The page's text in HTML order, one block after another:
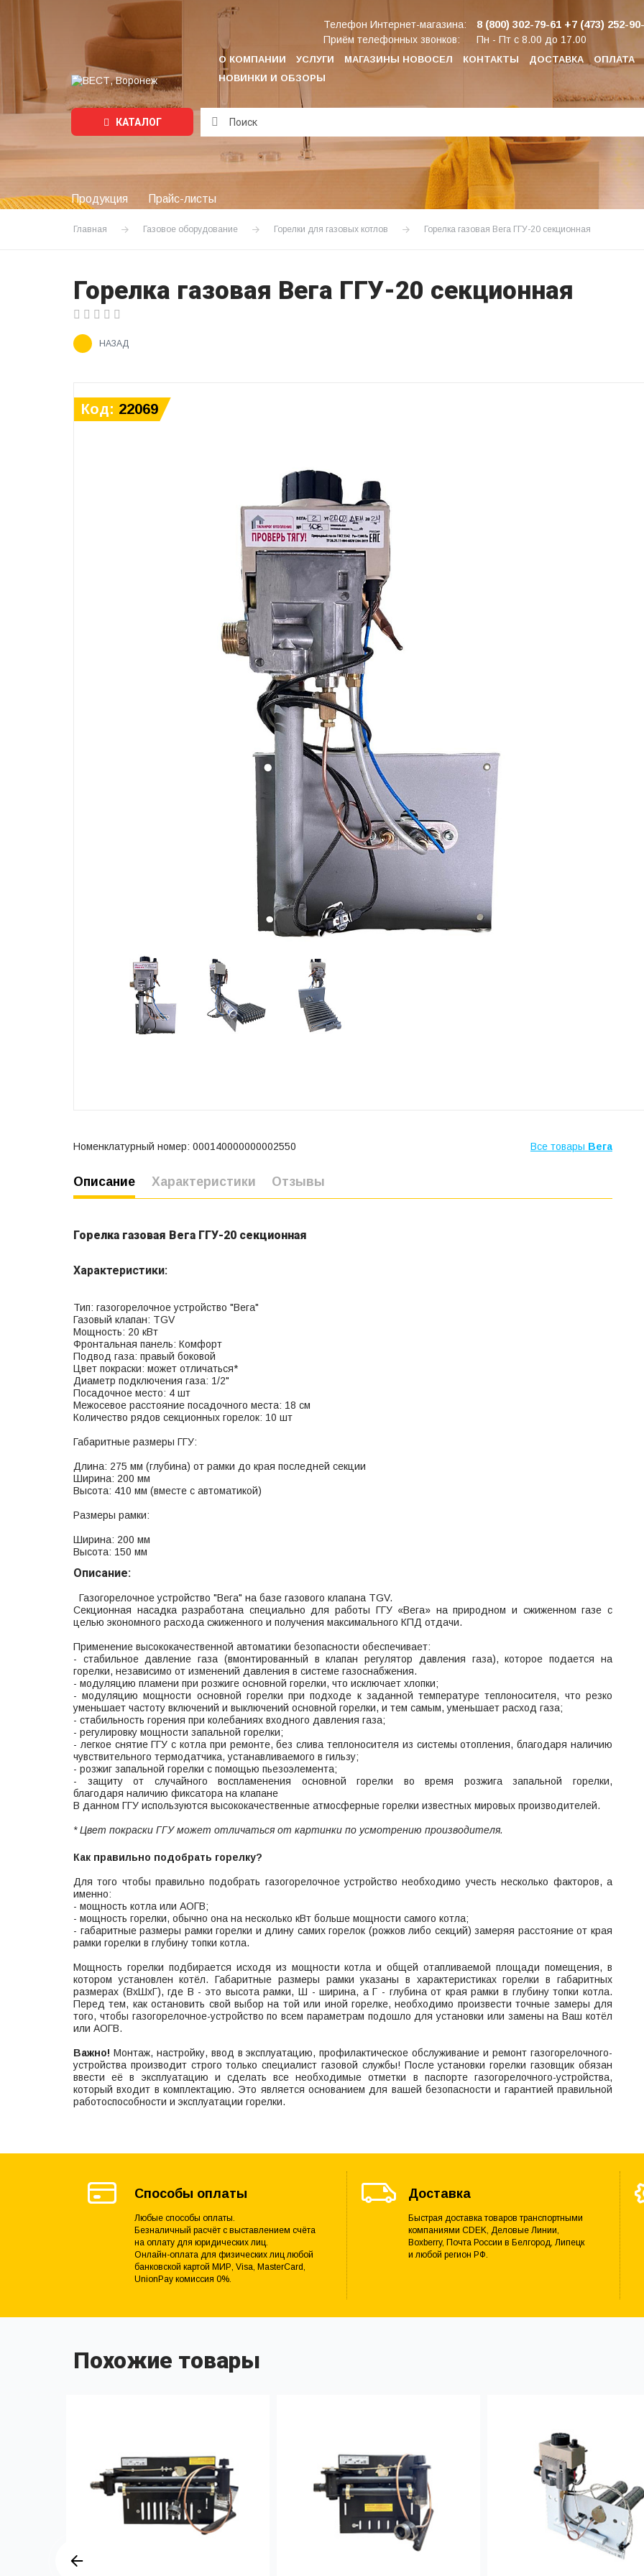
О КОМПАНИИ УСЛУГИ МАГАЗИНЫ НОВОСЕЛ КОНТАКТЫ ДОСТАВКА ОПЛАТА
НОВИНКИ И ОБЗОРЫ
Телефон Интернет-магазина: 8 (800) 302-79-61 +7 (473) 252-
Приём телефонных звонков: Пн - Пт с 8.00 до 17.00
КАТАЛОГ
Подождите...
Продукция Прайс-листы
Главная Газовое оборудование Горелки для газовых котлов Горелка газовая Вега ГГУ-20 секционная
Горелка газовая Вега ГГУ-20 секционная
НАЗАД
Код: 22069
Номенклатурный номер: 000140000000002550 Все товары Вега
Описание Характеристики Отзывы
Горелка газовая Вега ГГУ-20 секционная
Характеристики:
Тип: газогорелочное устройство "Вега"
Газовый клапан: TGV
Мощность: 20 кВт
Фронтальная панель: Комфорт
Подвод газа: правый боковой
Цвет покраски: может отличаться*
Диаметр подключения газа: 1/2"
Посадочное место: 4 шт
Межосевое расстояние посадочного места: 18 см
Количество рядов секционных горелок: 10 шт
Габаритные размеры ГГУ:
Длина: 275 мм (глубина) от рамки до края последней секции
Ширина: 200 мм
Высота: 410 мм (вместе с автоматикой)
Размеры рамки:
Ширина: 200 мм
Высота: 150 мм
Описание:
Газогорелочное устройство "Вега" на базе газового клапана TGV.
Секционная насадка разработана специально для работы ГГУ «Вега» на природном и сжиженном газе с
целью экономного расхода сжиженного и получения максимального КПД отдачи.
Применение высококачественной автоматики безопасности обеспечивает:
- стабильное давление газа (вмонтированный в клапан регулятор давления газа), которое подается на
горелки, независимо от изменений давления в системе газоснабжения.
- модуляцию пламени при розжиге основной горелки, что исключает хлопки;
- модуляцию мощности основной горелки при подходе к заданной температуре теплоносителя, что резко
уменьшает частоту включений и выключений основной горелки, и тем самым, уменьшает расход газа;
- стабильность горения при колебаниях входного давления газа;
- регулировку мощности запальной горелки;
- легкое снятие ГГУ с котла при ремонте, без слива теплоносителя из системы отопления, благодаря наличию
чувствительного термодатчика, устанавливаемого в гильзу;
- розжиг запальной горелки с помощью пьезоэлемента;
- защиту от случайного воспламенения основной горелки во время розжига запальной горелки,
благодаря наличию фиксатора на клапане
В данном ГГУ используются высококачественные атмосферные горелки известных мировых производителей.
* Цвет покраски ГГУ может отличаться от картинки по усмотрению производителя.
Как правильно подобрать горелку?
Для того чтобы правильно подобрать газогорелочное устройство необходимо учесть несколько факторов, а
именно:
- мощность котла или АОГВ;
- мощность горелки, обычно она на несколько кВт больше мощности самого котла;
- габаритные размеры рамки горелки и длину самих горелок (рожков либо секций) замеряя расстояние от края
рамки горелки в глубину топки котла.
Мощность горелки подбирается исходя из мощности котла и общей отапливаемой площади помещения, в
котором установлен котёл. Габаритные размеры рамки указаны в характеристиках горелки в габаритных
размерах (ВхШхГ), где В - это высота рамки, Ш - ширина, а Г - глубина от края рамки в глубину топки котла.
Перед тем, как остановить свой выбор на той или иной горелке, необходимо произвести точные замеры для
того, чтобы газогорелочное-устройство по всем параметрам подошло для установки или замены на Ваш котёл
или АОГВ.
Важно! Монтаж, настройку, ввод в эксплуатацию, профилактическое обслуживание и ремонт газогорелочного-
устройства производит строго только специалист газовой службы! После установки горелки газовщик обязан
ввести её в эксплуатацию и сделать все необходимые отметки в паспорте газогорелочного-устройства,
который входит в комплектацию. Это является основанием для вашей безопасности и гарантией правильной
работоспособности и эксплуатации горелки.
Способы оплаты
Любые способы оплаты.
Безналичный расчёт с выставлением счёта
на оплату для юридических лиц.
Онлайн-оплата для физических лиц любой
банковской картой МИР, Visa, MasterCard,
UnionPay комиссия 0%.
Доставка
Быстрая доставка товаров транспортными
компаниями CDEK, Деловые Линии,
Boxberry, Почта России в Белгород, Липецк
и любой регион РФ.
Похожие товары